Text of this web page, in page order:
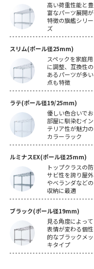
高い荷重性能と豊
富なパーツ展開が
特徴の旗艦シリー
ズ
スリム(ポール径25mm)
スペックを家庭用
に調整、互換性の
あるパーツが多い
点も特徴
ラテ(ポール径19/25mm)
優しい色合いでお
部屋に馴染むイン
テリア性が魅力の
カラーラック
ルミナスEX(ポール径25mm)
トップクラスの防
サビ性を誇り屋外
やベランダなどの
収納に最適
ブラック(ポール径19mm)
見る角度によって
表情が変わる個性
的なブラックメッ
キタイプ